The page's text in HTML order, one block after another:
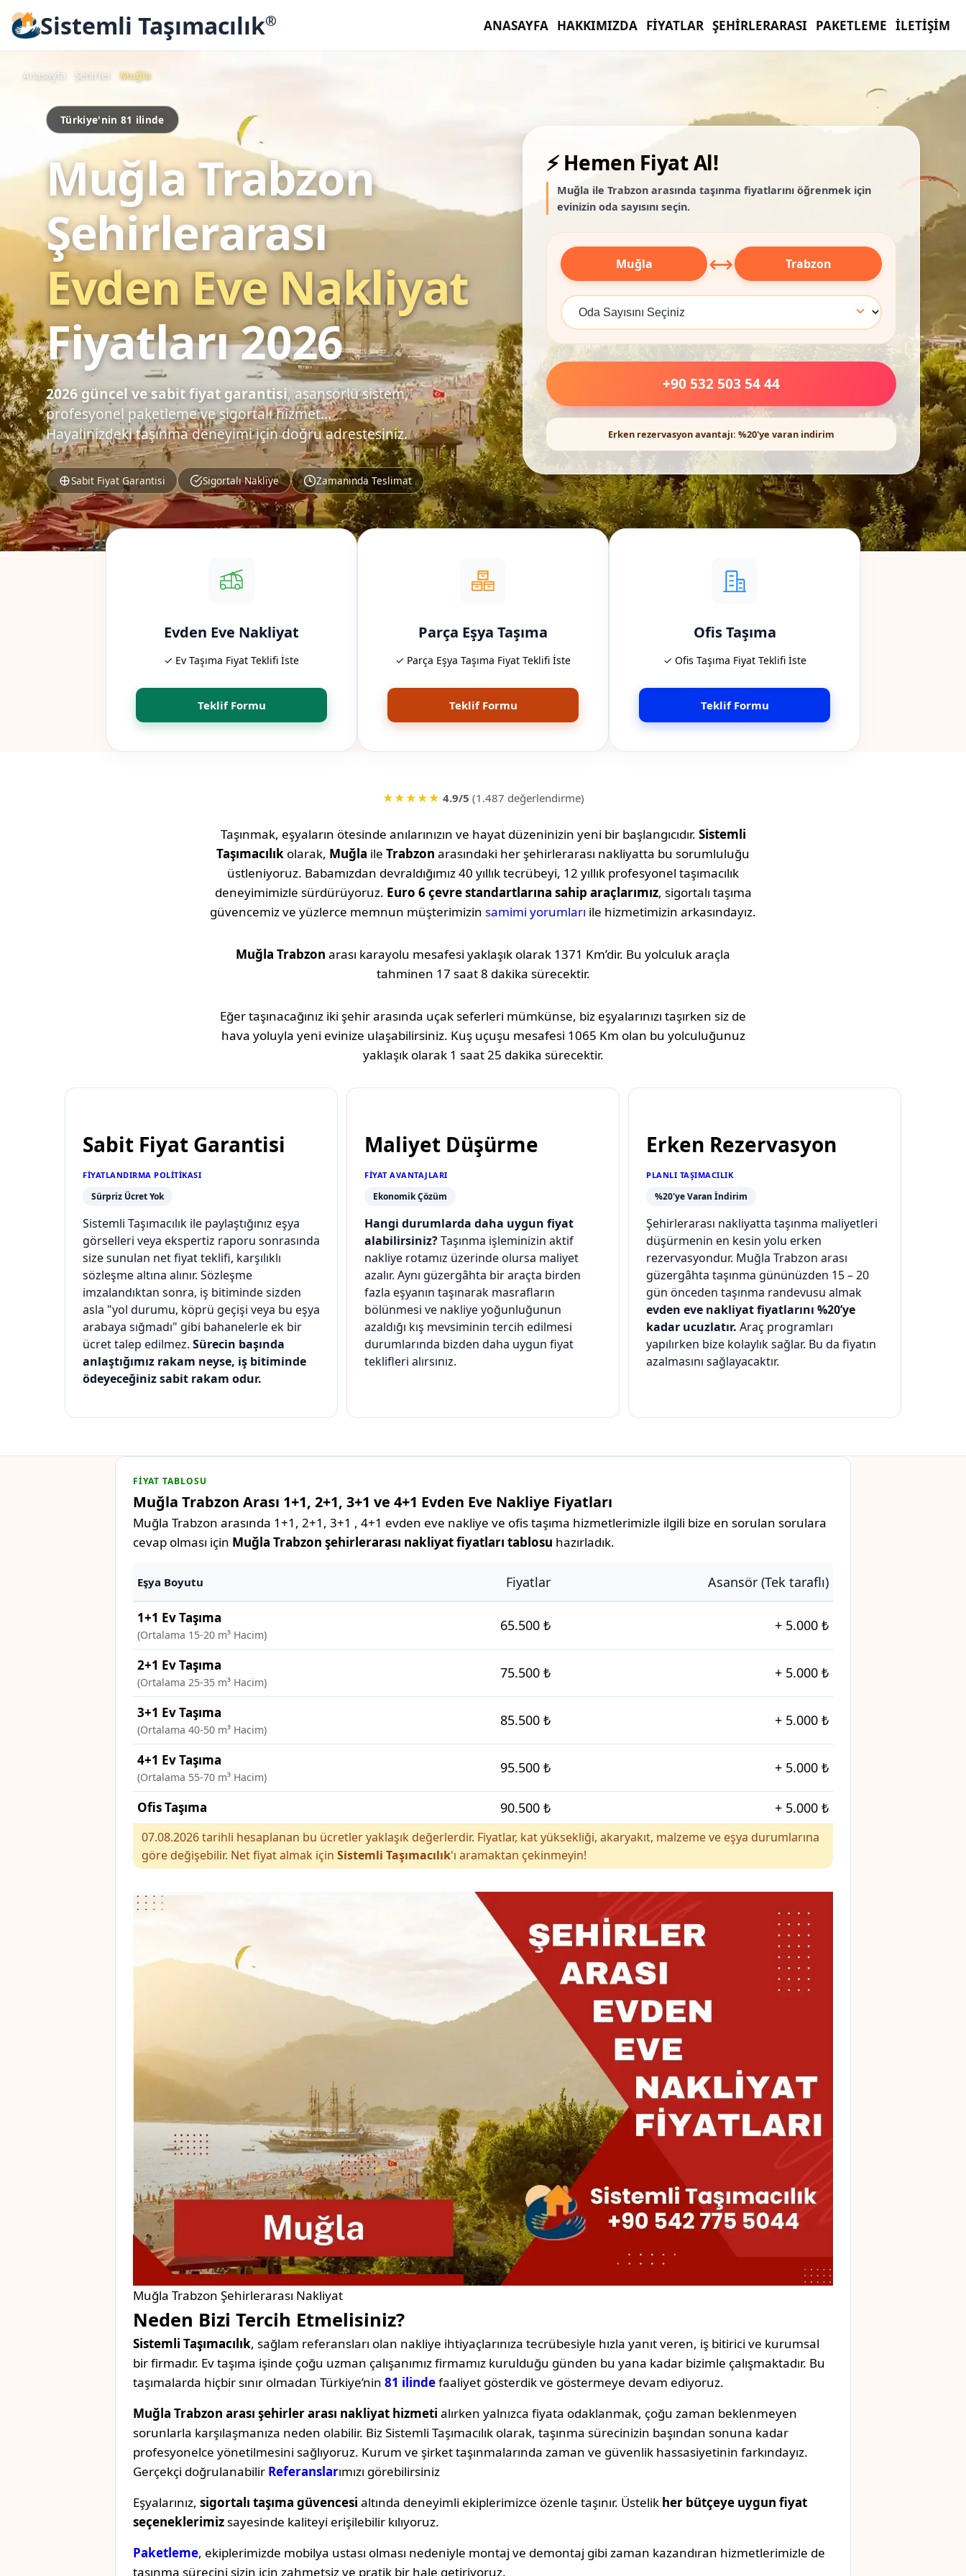
Sistemli Taşımacılık® ANASAYFA HAKKIMIZDA FIYATLAR ŞEHIRLERARASI PAKETLEME İLETIŞIM
Anasayfa Şehirler Muğla
Türkiye'nin 81 ilinde
Muğla Trabzon
Şehirlerarası
Evden Eve Nakliyat
Fiyatları 2026
2026 güncel ve sabit fiyat garantisi, asansörlü sistem,
profesyonel paketleme ve sigortalı hizmet...
Hayalinizdeki taşınma deneyimi için doğru adrestesiniz.
Sabit Fiyat Garantisi Sigortalı Nakliye Zamanında Teslimat
⚡ Hemen Fiyat Al!
Muğla ile Trabzon arasında taşınma fiyatlarını öğrenmek için
evinizin oda sayısını seçin.
Muğla ⟷ Trabzon
+90 532 503 54 44
Erken rezervasyon avantajı: %20'ye varan indirim
Evden Eve Nakliyat
✓ Ev Taşıma Fiyat Teklifi İste
Teklif Formu
Parça Eşya Taşıma
✓ Parça Eşya Taşıma Fiyat Teklifi İste
Teklif Formu
Ofis Taşıma
✓ Ofis Taşıma Fiyat Teklifi İste
Teklif Formu
★★★★★ 4.9/5 (1.487 değerlendirme)
Taşınmak, eşyaların ötesinde anılarınızın ve hayat düzeninizin yeni bir başlangıcıdır. Sistemli
Taşımacılık olarak, Muğla ile Trabzon arasındaki her şehirlerarası nakliyatta bu sorumluluğu
üstleniyoruz. Babamızdan devraldığımız 40 yıllık tecrübeyi, 12 yıllık profesyonel taşımacılık
deneyimimizle sürdürüyoruz. Euro 6 çevre standartlarına sahip araçlarımız, sigortalı taşıma
güvencemiz ve yüzlerce memnun müşterimizin samimi yorumları ile hizmetimizin arkasındayız.
Muğla Trabzon arası karayolu mesafesi yaklaşık olarak 1371 Km’dir. Bu yolculuk araçla
tahminen 17 saat 8 dakika sürecektir.
Eğer taşınacağınız iki şehir arasında uçak seferleri mümkünse, biz eşyalarınızı taşırken siz de
hava yoluyla yeni evinize ulaşabilirsiniz. Kuş uçuşu mesafesi 1065 Km olan bu yolculuğunuz
yaklaşık olarak 1 saat 25 dakika sürecektir.
Sabit Fiyat Garantisi
FIYATLANDIRMA POLITIKASI
Sürpriz Ücret Yok
Sistemli Taşımacılık ile paylaştığınız eşya
görselleri veya ekspertiz raporu sonrasında
size sunulan net fiyat teklifi, karşılıklı
sözleşme altına alınır. Sözleşme
imzalandıktan sonra, iş bitiminde sizden
asla "yol durumu, köprü geçişi veya bu eşya
arabaya sığmadı" gibi bahanelerle ek bir
ücret talep edilmez. Sürecin başında
anlaştığımız rakam neyse, iş bitiminde
ödeyeceğiniz sabit rakam odur.
Maliyet Düşürme
FIYAT AVANTAJLARI
Ekonomik Çözüm
Hangi durumlarda daha uygun fiyat
alabilirsiniz?Taşınma işleminizin aktif
nakliye rotamız üzerinde olursa maliyet
azalır. Aynı güzergâhta bir araçta birden
fazla eşyanın taşınarak masrafların
bölünmesi ve nakliye yoğunluğunun
azaldığı kış mevsiminin tercih edilmesi
durumlarında bizden daha uygun fiyat
teklifleri alırsınız.
Erken Rezervasyon
PLANLI TAŞIMACILIK
%20'ye Varan İndirim
Şehirlerarası nakliyatta taşınma maliyetleri
düşürmenin en kesin yolu erken
rezervasyondur. Muğla Trabzon arası
güzergâhta taşınma gününüzden 15 – 20
gün önceden taşınma randevusu almak
evden eve nakliyat fiyatlarını %20’ye
kadar ucuzlatır. Araç programları
yapılırken bize kolaylık sağlar. Bu da fiyatın
azalmasını sağlayacaktır.
FIYAT TABLOSU
Muğla Trabzon Arası 1+1, 2+1, 3+1 ve 4+1 Evden Eve Nakliye Fiyatları
Muğla Trabzon arasında 1+1, 2+1, 3+1 , 4+1 evden eve nakliye ve ofis taşıma hizmetlerimizle ilgili bize en sorulan sorulara
cevap olması için Muğla Trabzon şehirlerarası nakliyat fiyatları tablosu hazırladık.
Eşya Boyutu Fiyatlar Asansör (Tek taraflı)
1+1 Ev Taşıma
(Ortalama 15-20 m³ Hacim)
65.500 ₺ + 5.000 ₺
2+1 Ev Taşıma
(Ortalama 25-35 m³ Hacim)
75.500 ₺ + 5.000 ₺
3+1 Ev Taşıma
(Ortalama 40-50 m³ Hacim)
85.500 ₺ + 5.000 ₺
4+1 Ev Taşıma
(Ortalama 55-70 m³ Hacim)
95.500 ₺ + 5.000 ₺
Ofis Taşıma 90.500 ₺ + 5.000 ₺
07.08.2026 tarihli hesaplanan bu ücretler yaklaşık değerlerdir. Fiyatlar, kat yüksekliği, akaryakıt, malzeme ve eşya durumlarına
göre değişebilir. Net fiyat almak için Sistemli Taşımacılık'ı aramaktan çekinmeyin!
Muğla Trabzon Şehirlerarası Nakliyat
Neden Bizi Tercih Etmelisiniz?
Sistemli Taşımacılık, sağlam referansları olan nakliye ihtiyaçlarınıza tecrübesiyle hızla yanıt veren, iş bitirici ve kurumsal
bir firmadır. Ev taşıma işinde çoğu uzman çalışanımız firmamız kurulduğu günden bu yana kadar bizimle çalışmaktadır. Bu
taşımalarda hiçbir sınır olmadan Türkiye’nin 81 ilindefaaliyet gösterdik ve göstermeye devam ediyoruz.
Muğla Trabzon arası şehirler arası nakliyat hizmeti alırken yalnızca fiyata odaklanmak, çoğu zaman beklenmeyen
sorunlarla karşılaşmanıza neden olabilir. Biz Sistemli Taşımacılık olarak, taşınma sürecinizin başından sonuna kadar
profesyonelce yönetilmesini sağlıyoruz. Kurum ve şirket taşınmalarında zaman ve güvenlik hassasiyetinin farkındayız.
Gerçekçi doğrulanabilir Referanslarımızı görebilirsiniz
Eşyalarınız, sigortalı taşıma güvencesi altında deneyimli ekiplerimizce özenle taşınır. Üstelik her bütçeye uygun fiyat
seçeneklerimizsayesinde kaliteyi erişilebilir kılıyoruz.
Paketleme, ekiplerimizde mobilya ustası olması nedeniyle montaj ve demontaj gibi zaman kazandıran hizmetlerimizle de
taşınma sürecini sizin için zahmetsiz ve pratik bir hale getiriyoruz.